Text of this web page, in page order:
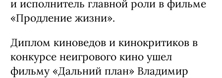
и исполнитель главной роли в фильме
«Продление жизни».
Диплом киноведов и кинокритиков в
конкурсе неигрового кино ушел
фильму «Дальний план» Владимир